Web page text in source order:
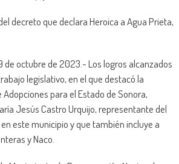
decreto que declara Heroica a Agua Prieta,
de octubre de 2023.- Los logros alcanzados
legislativo, en el que destacó la
para el Estado de Sonora,
Jesús Castro Urquijo, representante del
este municipio y que también incluye a
y Naco.